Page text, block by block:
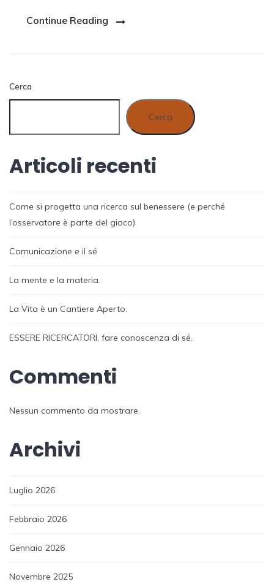
Continue Reading
Cerca
Cerca
Articoli recenti
Come si progetta una ricerca sul benessere (e perché
l’osservatore è parte del gioco)
Comunicazione e il sé
La mente e la materia.
La Vita è un Cantiere Aperto.
ESSERE RICERCATORI, fare conoscenza di sé.
Commenti
Nessun commento da mostrare.
Archivi
Luglio 2026
Febbraio 2026
Gennaio 2026
Novembre 2025